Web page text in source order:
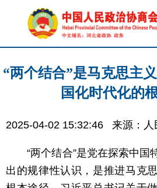
“两个结合”是马克思主
国化时代化的
2025-04-02 15:32:46 来源：人
“两个结合”是党在探索中国
出的规律性认识，是推进马克